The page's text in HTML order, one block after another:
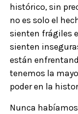
histórico, sin
no es solo el
sienten frágiles
sienten
están
tenemos la
poder en la
Nunca